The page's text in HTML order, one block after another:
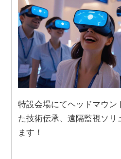
特設会場にてヘッドマウン
た技術伝承、遠隔監視ソリ
ます！